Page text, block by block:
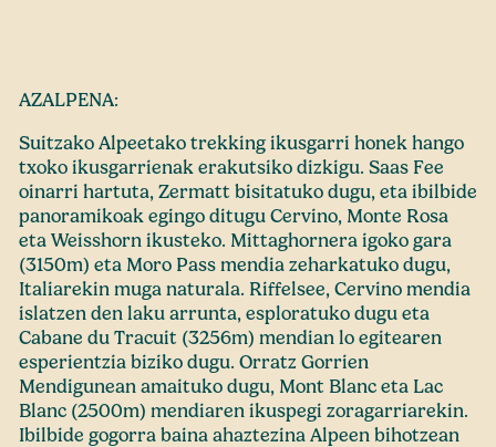
AZALPENA:
Suitzako Alpeetako trekking ikusgarri honek hango
txoko ikusgarrienak erakutsiko dizkigu. Saas Fee
oinarri hartuta, Zermatt bisitatuko dugu, eta ibilbide
panoramikoak egingo ditugu Cervino, Monte Rosa
eta Weisshorn ikusteko. Mittaghornera igoko gara
(3150m) eta Moro Pass mendia zeharkatuko dugu,
Italiarekin muga naturala. Riffelsee, Cervino mendia
islatzen den laku arrunta, esploratuko dugu eta
Cabane du Tracuit (3256m) mendian lo egitearen
esperientzia biziko dugu. Orratz Gorrien
Mendigunean amaituko dugu, Mont Blanc eta Lac
Blanc (2500m) mendiaren ikuspegi zoragarriarekin.
Ibilbide gogorra baina ahaztezina Alpeen bihotzean